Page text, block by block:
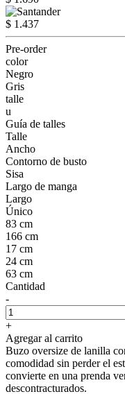
$ 1.437
Pre-order
color
Negro
Gris
talle
u
Guía de talles
Talle
Ancho
Contorno de busto
Sisa
Largo de manga
Largo
Único
83 cm
166 cm
17 cm
24 cm
63 cm
Cantidad
-
+
Agregar al carrito
Buzo oversize de lanilla
comodidad sin perder el
convierte en una prenda
descontracturados.